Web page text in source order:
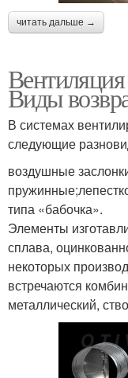
читать дальше →
Виды
В системах
следующие
воздушные
типа «бабочка».
Элементы
сплава,
некоторых
встречаются
металлический,